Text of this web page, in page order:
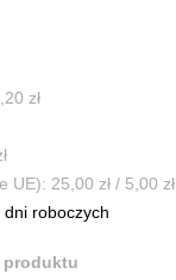
zł
UE): 25,00 zł / 5,00 zł
dni roboczych
produktu